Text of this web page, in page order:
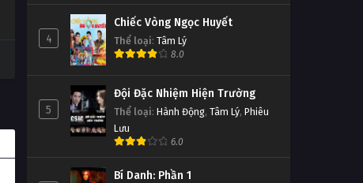
4
Chiếc Vòng Ngọc Huyết
Thể loại: Tâm Lý
8.0
5
Đội Đặc Nhiệm Hiện Trường
Thể loại: Hành Động, Tâm Lý, Phiêu
Lưu
6.0
Bí Danh: Phần 1